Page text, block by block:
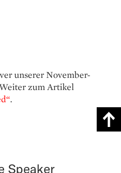
unserer November-
Weiter zum Artikel
.
Speaker